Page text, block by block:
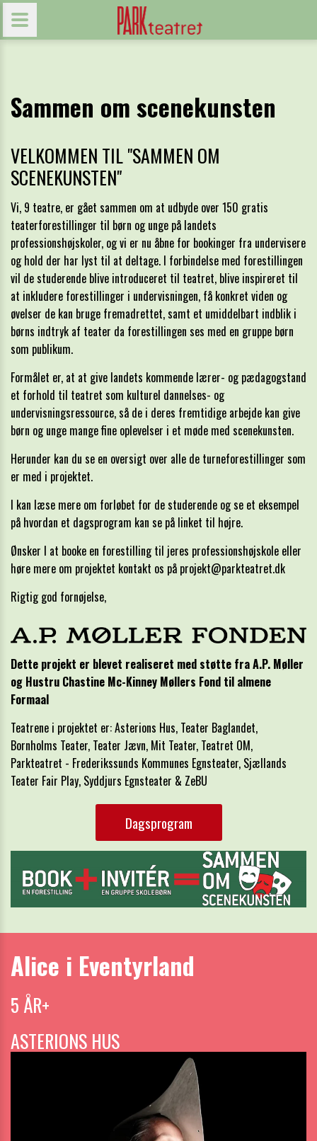
Sammen om scenekunsten
VELKOMMEN TIL "SAMMEN OM
SCENEKUNSTEN"
Vi, 9 teatre, er gået sammen om at udbyde over 150 gratis
teaterforestillinger til børn og unge på landets
professionshøjskoler, og vi er nu åbne for bookinger fra undervisere
og hold der har lyst til at deltage. I forbindelse med forestillingen
vil de studerende blive introduceret til teatret, blive inspireret til
at inkludere forestillinger i undervisningen, få konkret viden og
øvelser de kan bruge fremadrettet, samt et umiddelbart indblik i
børns indtryk af teater da forestillingen ses med en gruppe børn
som publikum.
Formålet er, at at give landets kommende lærer- og pædagogstand
et forhold til teatret som kulturel dannelses- og
undervisningsressource, så de i deres fremtidige arbejde kan give
børn og unge mange fine oplevelser i et møde med scenekunsten.
Herunder kan du se en oversigt over alle de turneforestillinger som
er med i projektet.
I kan læse mere om forløbet for de studerende og se et eksempel
på hvordan et dagsprogram kan se på linket til højre.
Ønsker I at booke en forestilling til jeres professionshøjskole eller
høre mere om projektet kontakt os på projekt@parkteatret.dk
Rigtig god fornøjelse,
Dette projekt er blevet realiseret med støtte fra A.P. Møller
og Hustru Chastine Mc-Kinney Møllers Fond til almene
Formaal
Teatrene i projektet er: Asterions Hus, Teater Baglandet,
Bornholms Teater, Teater Jævn, Mit Teater, Teatret OM,
Parkteatret - Frederikssunds Kommunes Egnsteater, Sjællands
Teater Fair Play, Syddjurs Egnsteater & ZeBU
Dagsprogram
Alice i Eventyrland
5 ÅR+
ASTERIONS HUS